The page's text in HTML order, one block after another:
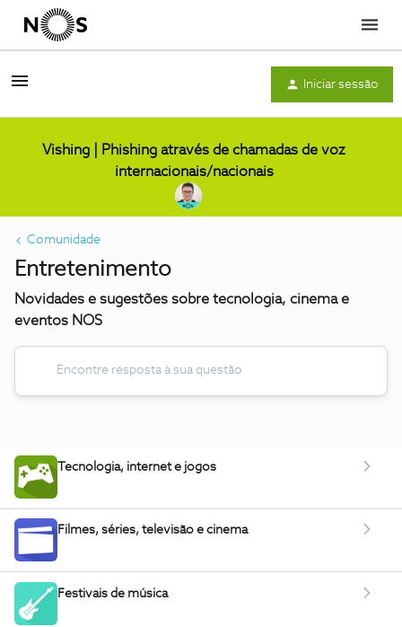
Menu
Iniciar sessão
Vishing | Phishing através de chamadas de voz
internacionais/nacionais
Comunidade
Entretenimento
Novidades e sugestões sobre tecnologia, cinema e
eventos NOS
Tecnologia, internet e jogos
Filmes, séries, televisão e cinema
Festivais de música